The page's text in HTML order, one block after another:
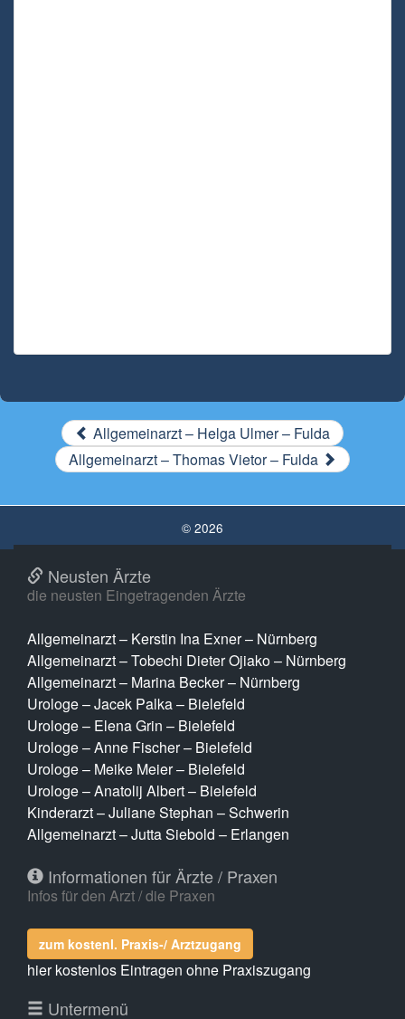
Allgemeinarzt – Helga Ulmer – Fulda
Allgemeinarzt – Thomas Vietor – Fulda
© 2026
Neusten Ärzte
die neusten Eingetragenden Ärzte
Allgemeinarzt – Kerstin Ina Exner – Nürnberg
Allgemeinarzt – Tobechi Dieter Ojiako – Nürnberg
Allgemeinarzt – Marina Becker – Nürnberg
Urologe – Jacek Palka – Bielefeld
Urologe – Elena Grin – Bielefeld
Urologe – Anne Fischer – Bielefeld
Urologe – Meike Meier – Bielefeld
Urologe – Anatolij Albert – Bielefeld
Kinderarzt – Juliane Stephan – Schwerin
Allgemeinarzt – Jutta Siebold – Erlangen
Informationen für Ärzte / Praxen
Infos für den Arzt / die Praxen
zum kostenl. Praxis-/ Arztzugang
hier kostenlos Eintragen ohne Praxiszugang
Untermenü